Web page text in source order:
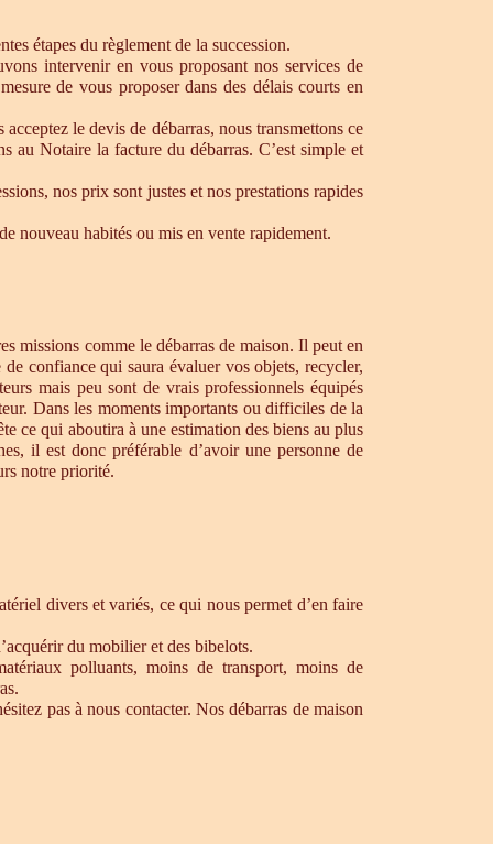
étapes du règlement de la succession.
intervenir en vous proposant nos services de
de vous proposer dans des délais courts en
le devis de débarras, nous transmettons ce
au Notaire la facture du débarras. C’est simple et
nos prix sont justes et nos prestations rapides
nouveau habités ou mis en vente rapidement.
missions comme le débarras de maison. Il peut en
confiance qui saura évaluer vos objets, recycler,
mais peu sont de vrais professionnels équipés
Dans les moments importants ou difficiles de la
ce qui aboutira à une estimation des biens au plus
il est donc préférable d’avoir une personne de
notre priorité.
divers et variés, ce qui nous permet d’en faire
du mobilier et des bibelots.
polluants, moins de transport, moins de
pas à nous contacter. Nos débarras de maison